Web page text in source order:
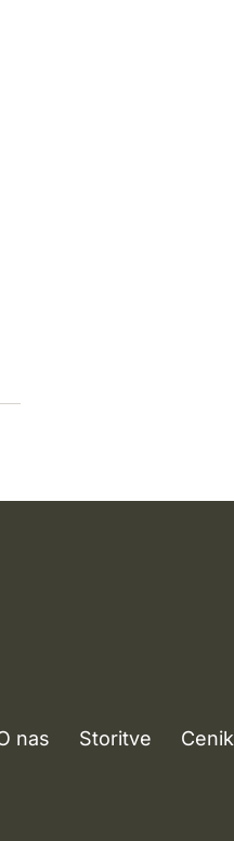
nas Storitve Cenik